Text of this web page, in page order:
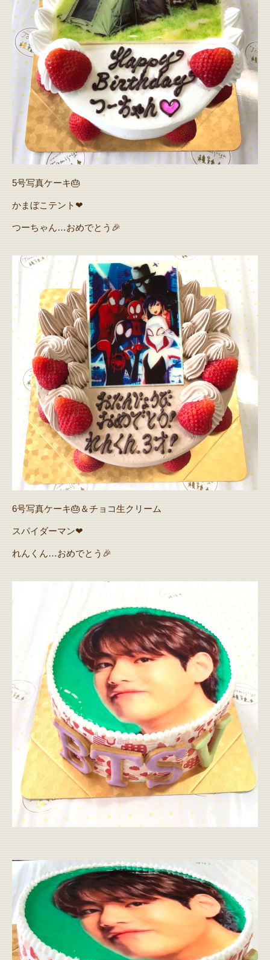
5号写真ケーキ🎂
かまぼこテント❤
つーちゃん…おめでとう🎉
6号写真ケーキ🎂＆チョコ生クリーム
スパイダーマン❤
れんくん…おめでとう🎉